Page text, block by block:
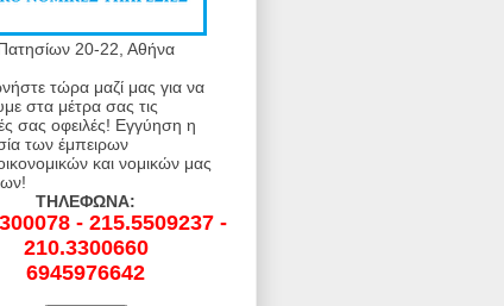
20-22, Αθήνα
τώρα μαζί μας για να
στα μέτρα σας τις
σας οφειλές! Εγγύηση η
των έμπειρων
και νομικών μας
ΤΗΛΕΦΩΝΑ:
- 215.5509237 -
210.3300660
6945976642